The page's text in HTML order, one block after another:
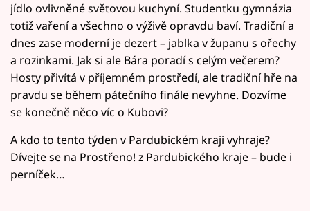
jídlo ovlivněné světovou kuchyní. Studentku gymnázia
totiž vaření a všechno o výživě opravdu baví. Tradiční a
dnes zase moderní je dezert – jablka v županu s ořechy
a rozinkami. Jak si ale Bára poradí s celým večerem?
Hosty přivítá v příjemném prostředí, ale tradiční hře na
pravdu se během pátečního finále nevyhne. Dozvíme
se konečně něco víc o Kubovi?
A kdo to tento týden v Pardubickém kraji vyhraje?
Dívejte se na Prostřeno! z Pardubického kraje – bude i
perníček…